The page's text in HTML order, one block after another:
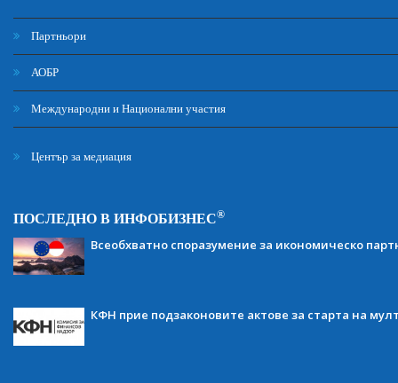
Партньори
АОБР
Международни и Национални участия
Център за медиация
ПОСЛЕДНО В ИНФОБИЗНЕС®
Всеобхватно споразумение за икономическо
КФН прие подзаконовите актове за старта на